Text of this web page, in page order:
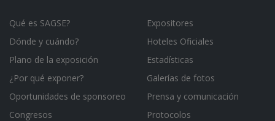
Qué es SAGSE?
Dónde y cuándo?
Plano de la exposición
¿Por qué exponer?
Oportunidades de sponsoreo
Congresos
Expositores
Hoteles Oficiales
Estadísticas
Galerías de fotos
Prensa y comunicación
Protocolos